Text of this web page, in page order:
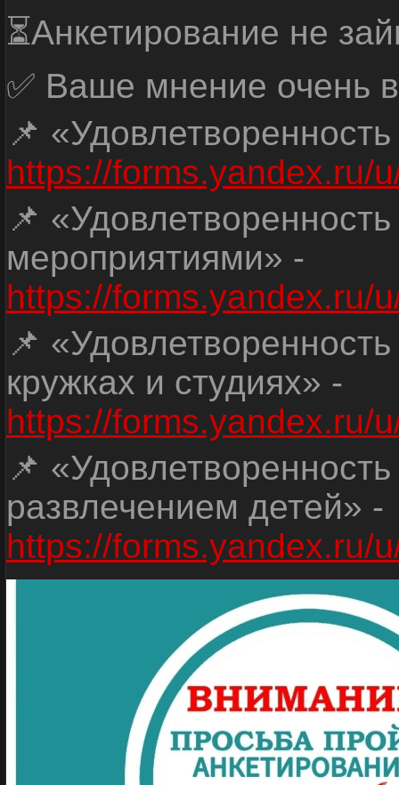
⏳Анкетирование не
✅ Ваше мнение очень
📌
https://forms.yandex.ru/
📌
мероприятиями» -
https://forms.yandex.ru/
📌
кружках и студиях» -
https://forms.yandex.ru/
📌
развлечением детей» -
https://forms.yandex.ru/